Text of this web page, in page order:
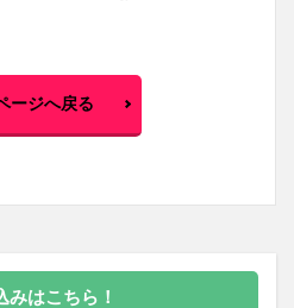
ージへ戻る
みはこちら！